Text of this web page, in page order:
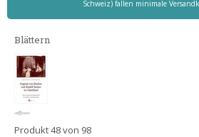
Schweiz) fallen minimale
Blättern
Produkt 48 von 98